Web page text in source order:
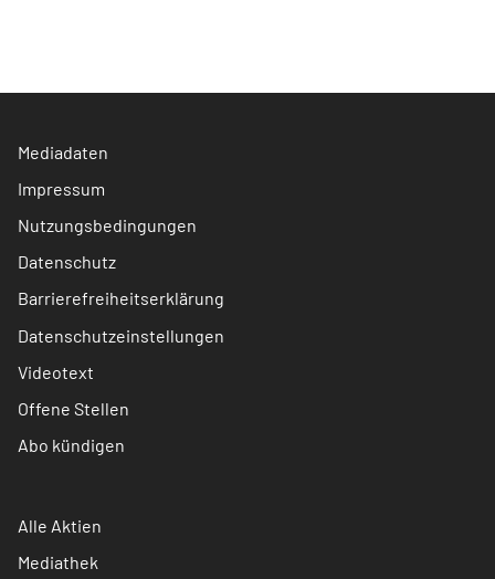
Mediadaten
Impressum
Nutzungsbedingungen
Datenschutz
Barrierefreiheitserklärung
Datenschutzeinstellungen
Videotext
Offene Stellen
Abo kündigen
Alle Aktien
Mediathek